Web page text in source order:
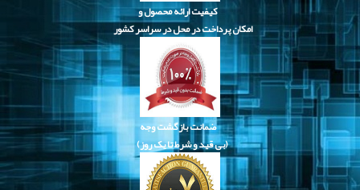
کیفیت ارائه محصول و
امکان پرداخت در محل در سراسر کشور
ضمانت بازگشت وجه
(بی قید و شرط تا یک روز)